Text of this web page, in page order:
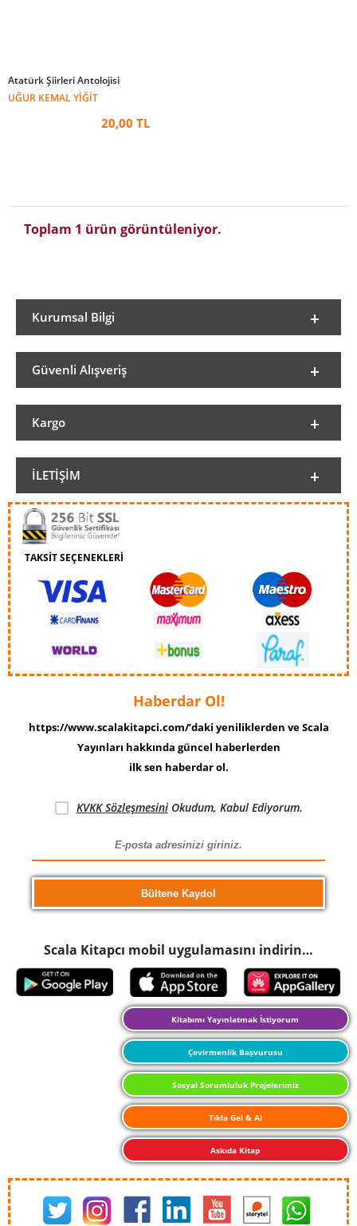
Atatürk Şiirleri Antolojisi
UĞUR KEMAL YIĞIT
20,00 TL
Toplam 1 ürün görüntüleniyor.
Kurumsal Bilgi
Güvenli Alışveriş
Kargo
İLETIŞIM
TAKSİT SEÇENEKLERİ
Haberdar Ol!
https://www.scalakitapci.com/’daki yeniliklerden ve Scala
Yayınları hakkında güncel haberlerden
ilk sen haberdar ol.
KVKK SözleşmesiniOkudum, Kabul Ediyorum.
Scala Kitapcı mobil uygulamasını indirin…
Kitabımı Yayınlatmak İstiyorum
Çevirmenlik Başvurusu
Sosyal Sorumluluk Projelerimiz
Tıkla Gel & Al
Askıda Kitap